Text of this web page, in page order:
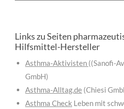
Links zu Seiten
Hilfsmittel-Hersteller
Asthma-Aktivisten ((Sanofi-
GmbH)
Asthma-Alltag.de (Chiesi
Asthma Check Leben mit